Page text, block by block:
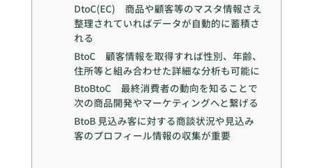
DtoC(EC) 商品や顧客等のマスタ情報さえ
整理されていればデータが自動的に蓄積さ
れる
BtoC 顧客情報を取得すれば性別、年齢、
住所等と組み合わせた詳細な分析も可能に
BtoBtoC 最終消費者の動向を知ることで
次の商品開発やマーケティングへと繋げる
BtoB 見込み客に対する商談状況や見込み
客のプロフィール情報の収集が重要